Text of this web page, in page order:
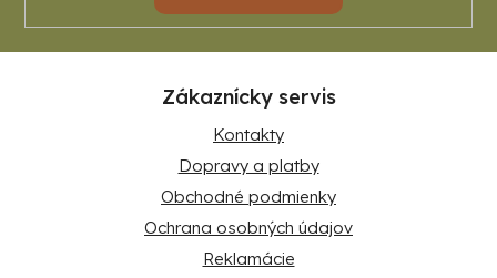
Zákaznícky servis
Kontakty
Dopravy a platby
Obchodné podmienky
Ochrana osobných údajov
Reklamácie